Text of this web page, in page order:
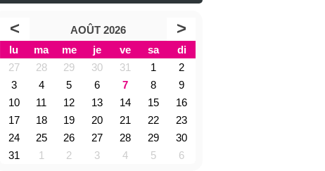
< AOÛT 2026 >
lu ma me je ve sa
di
27
28 29 30 31 1
2
3
4 5 6 7 8
9
10
11 12 13 14 15
16
17
18 19 20 21 22
23
24
25 26 27 28 29
30
31
1 2 3 4 5 6